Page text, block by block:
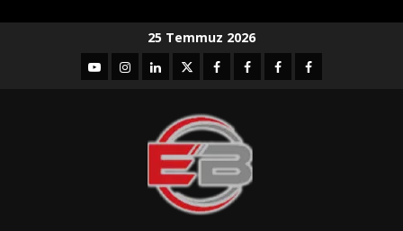
25 Temmuz 2026
YouTubeInstagram
LinkedIntwitterfacebook-Facebook-
Facebook-Facebook-